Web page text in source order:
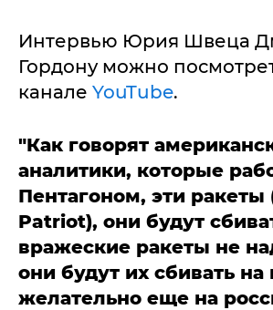
Интервью Юрия Швеца
Гордону можно
канале YouTube.
"Как говорят
аналитики, которые
Пентагоном, эти ракеты
Patriot), они будут
вражеские ракеты не
они будут их сбивать на
желательно еще на